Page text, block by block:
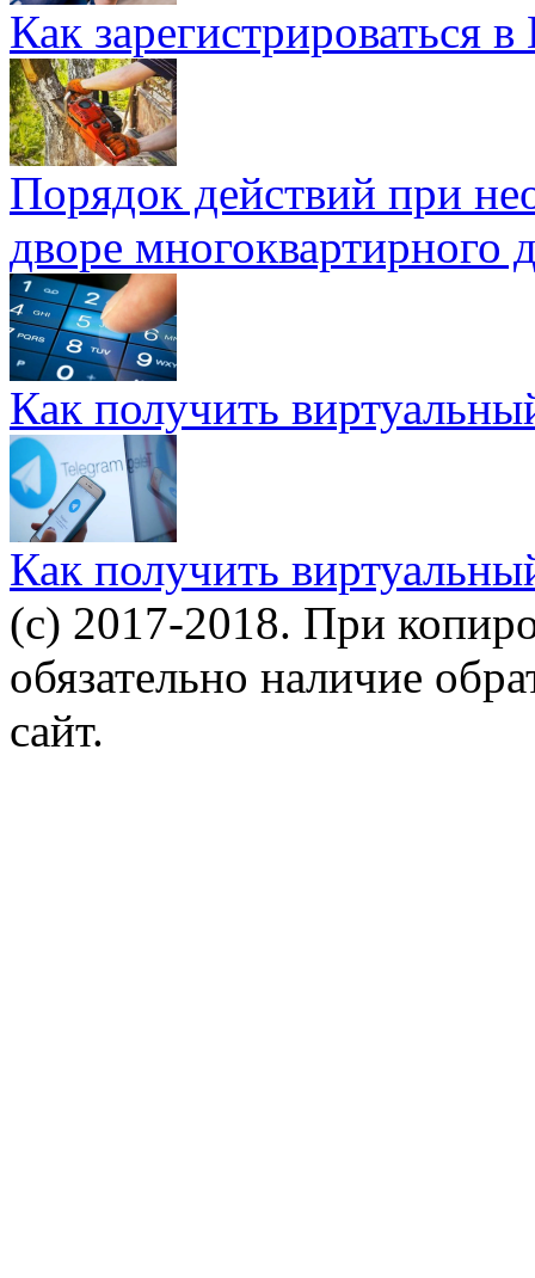
Как зарегистрироваться
Порядок действий при
дворе многоквартирного
Как получить
Как получить
(c) 2017-2018. При
обязательно наличие
сайт.